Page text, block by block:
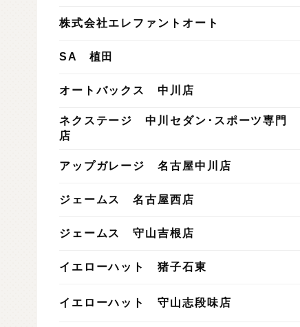
株式会社エレファントオート
SA 植田
オートバックス 中川店
ネクステージ 中川セダン･スポーツ専門
店
アップガレージ 名古屋中川店
ジェームス 名古屋西店
ジェームス 守山吉根店
イエローハット 猪子石東
イエローハット 守山志段味店